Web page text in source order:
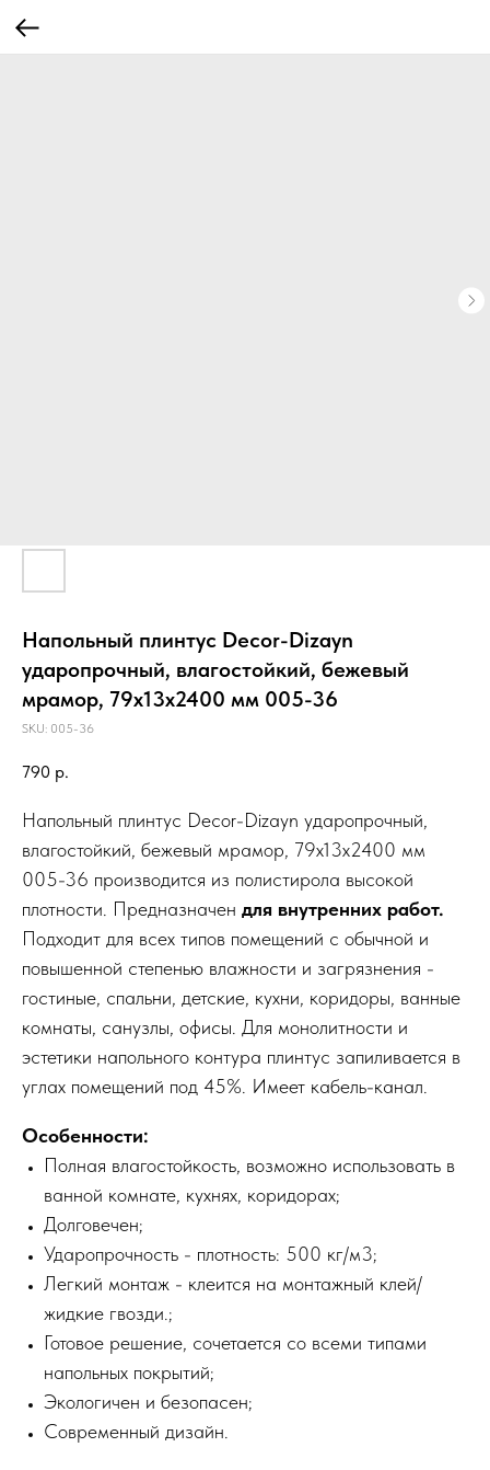
Напольный плинтус Decor-Dizayn
ударопрочный, влагостойкий, бежевый
мрамор, 79х13х2400 мм 005-36
SKU: 005-36
790 р.
Напольный плинтус Decor-Dizayn ударопрочный,
влагостойкий, бежевый мрамор, 79х13х2400 мм
005-36 производится из полистирола высокой
плотности. Предназначен для внутренних работ.
Подходит для всех типов помещений с обычной и
повышенной степенью влажности и загрязнения -
гостиные, спальни, детские, кухни, коридоры, ванные
комнаты, санузлы, офисы. Для монолитности и
эстетики напольного контура плинтус запиливается в
углах помещений под 45%. Имеет кабель-канал.
Особенности:
Полная влагостойкость, возможно использовать в
ванной комнате, кухнях, коридорах;
Долговечен;
Ударопрочность - плотность: 500 кг/м3;
Легкий монтаж - клеится на монтажный клей/
жидкие гвозди.;
Готовое решение, сочетается со всеми типами
напольных покрытий;
Экологичен и безопасен;
Современный дизайн.